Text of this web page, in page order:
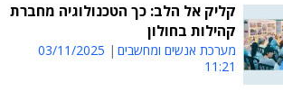
קליק אל הלב: כך הטכנולוגיה מחברת
קהילות בחולון
מערכת אנשים ומחשבים
03/11/2025
11:21